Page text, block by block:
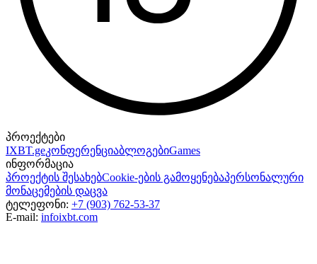
პროექტები
IXBT.geკონფერენციაბლოგებიGames
ინფორმაცია
პროექტის შესახებCookie-ების გამოყენებაპერსონალური
მონაცემების დაცვა
ტელეფონი: +7 (903) 762-53-37
E-mail: infoixbt.com